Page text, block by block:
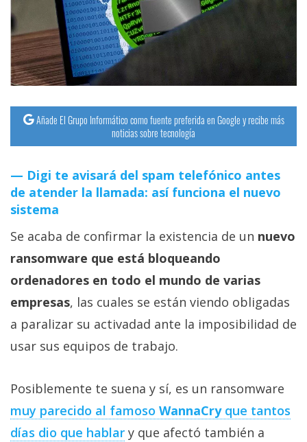
Operadores
Trucos
y
Tutoriales
Sistemas
operativos
Profesional
+
Más
temas
Foros
Añade El Grupo Informático como fuente preferida en Google y recibe más
noticias sobre tecnología
Digi te avisará del spam telefónico antes
de atender la llamada: así funciona el nuevo
sistema
Se acaba de confirmar la existencia de un nuevo
ransomware que está bloqueando
ordenadores en todo el mundo de varias
empresas, las cuales se están viendo obligadas
a paralizar su activadad ante la imposibilidad de
usar sus equipos de trabajo.
Posiblemente te suena y sí, es un ransomware
muy parecido al famoso WannaCryque tantos
días dio que hablar y que afectó también a